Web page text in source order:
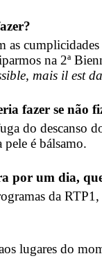
as
na 2ª
mais il est
fazer se não
do descanso
é bálsamo.
por um dia,
da
lugares do